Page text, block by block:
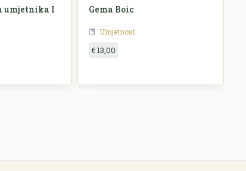
umjetnika I Gema Boic
Umjetnost
€ 13,00